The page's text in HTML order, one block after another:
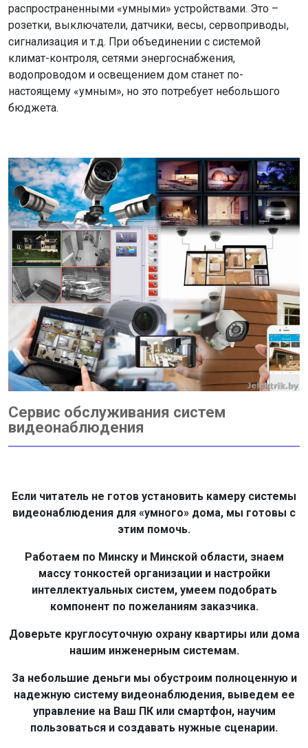
распространенными «умными» устройствами. Это –
розетки, выключатели, датчики, весы, сервоприводы,
сигнализация и т.д. При объединении с системой
климат-контроля, сетями энергоснабжения,
водопроводом и освещением дом станет по-
настоящему «умным», но это потребует небольшого
бюджета.
Сервис обслуживания систем
видеонаблюдения
Если читатель не готов установить камеру системы
видеонаблюдения для «умного» дома, мы готовы с
этим помочь.
Работаем по Минску и Минской области, знаем
массу тонкостей организации и настройки
интеллектуальных систем, умеем подобрать
компонент по пожеланиям заказчика.
Доверьте круглосуточную охрану квартиры или дома
нашим инженерным системам.
За небольшие деньги мы обустроим полноценную и
надежную систему видеонаблюдения, выведем ее
управление на Ваш ПК или смартфон, научим
пользоваться и создавать нужные сценарии.